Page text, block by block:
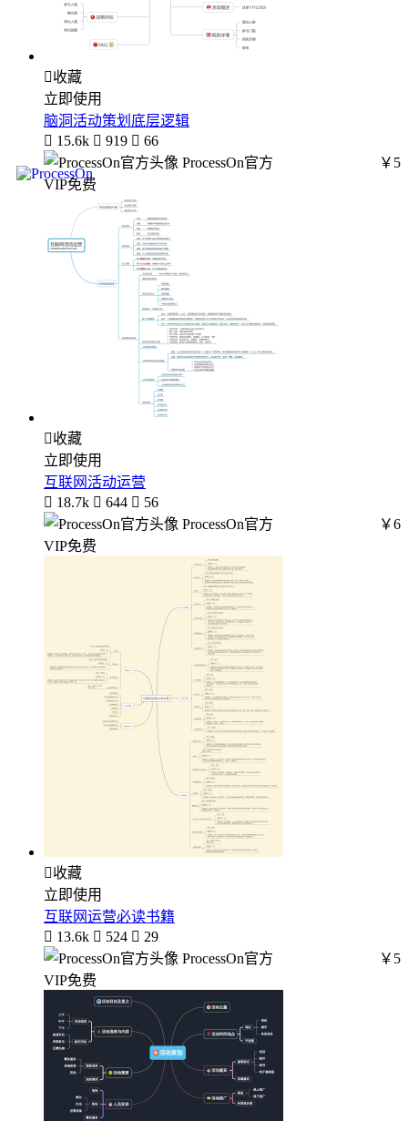
收藏
立即使用
脑洞活动策划底层逻辑
 15.6k  919  66
ProcessOn官方
￥5
VIP免费
收藏
立即使用
互联网活动运营
 18.7k  644  56
ProcessOn官方
￥6
VIP免费
收藏
立即使用
互联网运营必读书籍
 13.6k  524  29
ProcessOn官方
￥5
VIP免费